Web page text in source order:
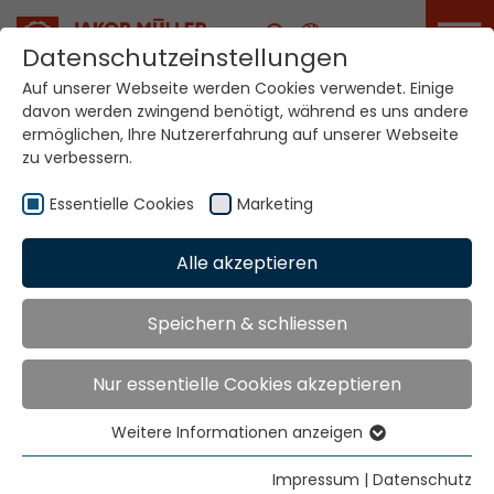
Karriere
Ihre Welt. Unsere
Technologien.
Home Singapur
Globale Präsenz
Contact via Jakob Müller AG Frick
Jakob Müller AG Frick
5070 Frick, Switzerland
Datenschutzeinstellungen
Auf unserer Webseite werden Cookies verwendet. Einige
davon werden zwingend benötigt, während es uns andere
ermöglichen, Ihre Nutzererfahrung auf unserer Webseite
zu verbessern.
Essentielle Cookies Marketing
Alle akzeptieren
Speichern & schliessen
Nur essentielle Cookies akzeptieren
Essentielle Cookies
Essentielle Cookies werden für grundlegende
Weitere Informationen anzeigen
Impressum | Datenschutz